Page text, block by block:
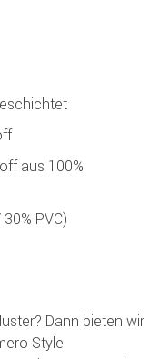
aus 100%
PVC)
Dann bieten wir
Style